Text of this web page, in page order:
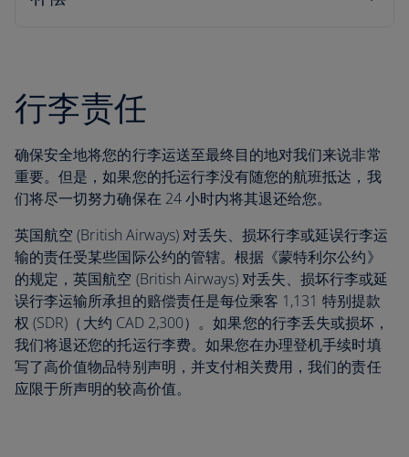
行李责任
确保安全地将您的行李运送至最终目的地对我们来说非常
重要。但是，如果您的托运行李没有随您的航班抵达，我
们将尽一切努力确保在 24 小时内将其退还给您。
英国航空 (British Airways) 对丢失、损坏行李或延误行李运
输的责任受某些国际公约的管辖。根据《蒙特利尔公约》
的规定，英国航空 (British Airways) 对丢失、损坏行李或延
误行李运输所承担的赔偿责任是每位乘客 1,131 特别提款
权 (SDR)（大约 CAD 2,300）。如果您的行李丢失或损坏，
我们将退还您的托运行李费。如果您在办理登机手续时填
写了高价值物品特别声明，并支付相关费用，我们的责任
应限于所声明的较高价值。